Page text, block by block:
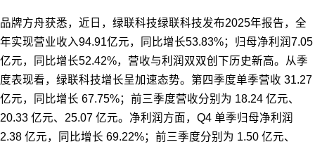
品牌方舟获悉，近日，绿联科技绿联科技发布2025年报告，全
年实现营业收入94.91亿元，同比增长53.83%；归母净利润7.05
亿元，同比增长52.42%，营收与利润双双创下历史新高。从季
度表现看，绿联科技增长呈加速态势。第四季度单季营收 31.27
亿元，同比增长 67.75%；前三季度营收分别为 18.24 亿元、
20.33 亿元、25.07 亿元。净利润方面，Q4 单季归母净利润
2.38 亿元，同比增长 69.22%；前三季度分别为 1.50 亿元、